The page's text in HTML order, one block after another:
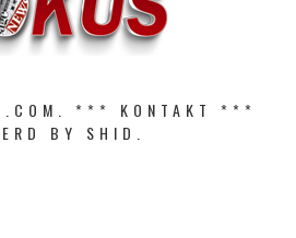
*** KONTAKT
***
BY SHID.